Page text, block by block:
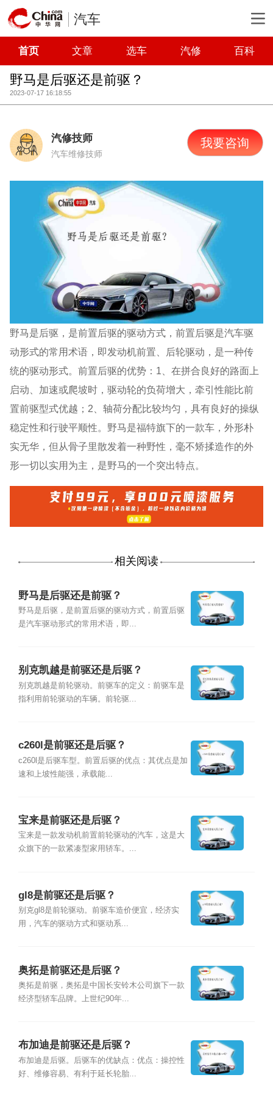
汽车
首页 文章 选车 汽修 百科
野马是后驱还是前驱？
2023-07-17 16:18:55
汽修技师
汽车维修技师
我要咨询
野马是后驱，是前置后驱的驱动方式，前置后驱是汽车驱
动形式的常用术语，即发动机前置、后轮驱动，是一种传
统的驱动形式。前置后驱的优势：1、在拼合良好的路面上
启动、加速或爬坡时，驱动轮的负荷增大，牵引性能比前
置前驱型式优越；2、轴荷分配比较均匀，具有良好的操纵
稳定性和行驶平顺性。野马是福特旗下的一款车，外形朴
实无华，但从骨子里散发着一种野性，毫不矫揉造作的外
形一切以实用为主，是野马的一个突出特点。
相关阅读
野马是后驱还是前驱？
野马是后驱，是前置后驱的驱动方式，前置后驱
是汽车驱动形式的常用术语，即...
别克凯越是前驱还是后驱？
别克凯越是前轮驱动。前驱车的定义：前驱车是
指利用前轮驱动的车辆。前轮驱...
c260l是前驱还是后驱？
c260l是后驱车型。前置后驱的优点：其优点是加
速和上坡性能强，承载能...
宝来是前驱还是后驱？
宝来是一款发动机前置前轮驱动的汽车，这是大
众旗下的一款紧凑型家用轿车。...
gl8是前驱还是后驱？
别克gl8是前轮驱动。前驱车造价便宜，经济实
用，汽车的驱动方式和驱动系...
奥拓是前驱还是后驱？
奥拓是前驱，奥拓是中国长安铃木公司旗下一款
经济型轿车品牌。上世纪90年...
布加迪是前驱还是后驱？
布加迪是后驱。后驱车的优缺点：优点：操控性
好、维修容易、有利于延长轮胎...